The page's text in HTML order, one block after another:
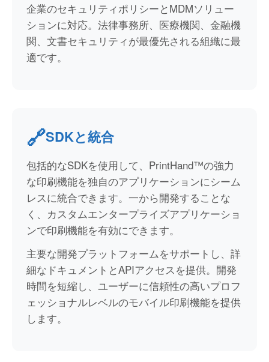
企業のセキュリティポリシーとMDMソリュー
ションに対応。法律事務所、医療機関、金融機
関、文書セキュリティが最優先される組織に最
適です。
🔗SDKと統合
包括的なSDKを使用して、PrintHand™の強力
な印刷機能を独自のアプリケーションにシーム
レスに統合できます。一から開発することな
く、カスタムエンタープライズアプリケーショ
ンで印刷機能を有効にできます。
主要な開発プラットフォームをサポートし、詳
細なドキュメントとAPIアクセスを提供。開発
時間を短縮し、ユーザーに信頼性の高いプロフ
ェッショナルレベルのモバイル印刷機能を提供
します。